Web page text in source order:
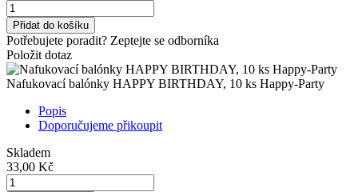
Přidat do košíku
Potřebujete poradit? Zeptejte se odborníka
Položit dotaz
Nafukovací balónky HAPPY BIRTHDAY, 10 ks Happy-Party
Popis
Doporučujeme přikoupit
Skladem
33,00 Kč